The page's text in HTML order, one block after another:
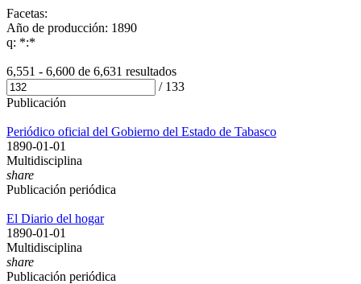
Facetas:
Año de producción: 1890
q: *:*
6,551 - 6,600 de 6,631 resultados
/ 133
Publicación
Periódico oficial del Gobierno del Estado de Tabasco
1890-01-01
Multidisciplina
share
Publicación periódica
El Diario del hogar
1890-01-01
Multidisciplina
share
Publicación periódica